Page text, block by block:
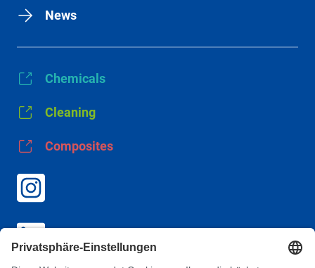
News
Chemicals
Cleaning
Composites